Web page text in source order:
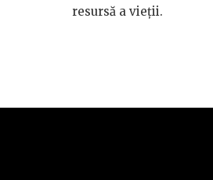
resursă a vieții.